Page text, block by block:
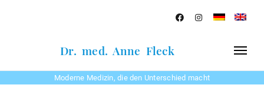
Dr. med. Anne Fleck
Moderne Medizin, die den Unterschied macht